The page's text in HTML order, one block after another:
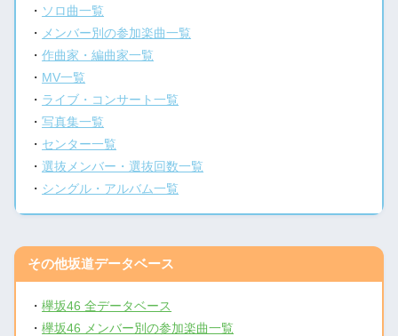
・ ソロ曲一覧
・ メンバー別の参加楽曲一覧
・作曲家・編曲家一覧
・ MV一覧
・ ライブ・コンサート一覧
・写真集一覧
・ センター一覧
・選抜メンバー・選抜回数一覧
・ シングル・アルバム一覧
その他坂道データベース
・欅坂46 全データベース
・欅坂46 メンバー別の参加楽曲一覧